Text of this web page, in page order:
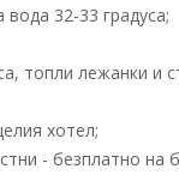
32-33 градуса;
топли лежанки и
хотел;
- безплатно на